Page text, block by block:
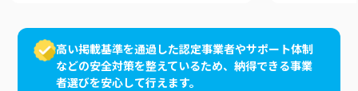
高い掲載基準を通過した認定事業者やサポート体制
などの安全対策を整えているため、納得できる事業
者選びを安心して行えます。